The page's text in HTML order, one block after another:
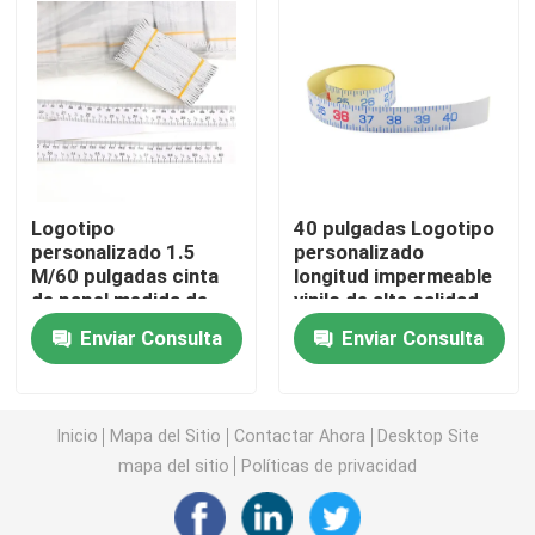
Cinta métrica del diámetro
Cinta métrica animal del peso
calibrador de las grasas de cuerpo
Mediados de cinta de la circunferencia del brazo
Cinta métrica de papel
cinta métrica de acero
Logotipo
personalizado 1.5
M/60 pulgadas cinta
de papel medida de
heridas de medición
de reglas de papel de
impresión de color
Enviar Consulta
40 pulgadas Logotipo
personalizado
longitud impermeable
vinilo de alta calidad
de la regla de pescado
de medida de cinta
con retroadhesivo
Enviar Consulta
Inicio Mapa del Sitio Contactar Ahora
Desktop Site
mapa del sitio
Políticas de privacidad